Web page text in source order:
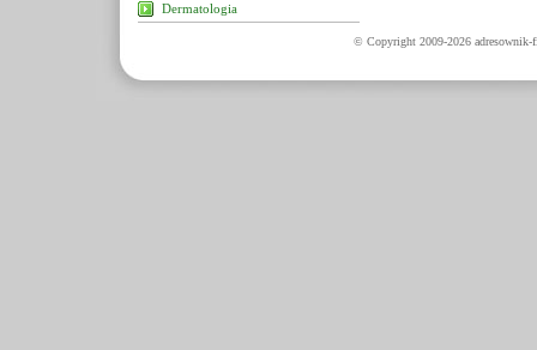
Dermatologia
© Copyright 2009-2026